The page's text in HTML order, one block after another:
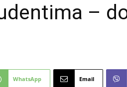
–
WhatsApp Email